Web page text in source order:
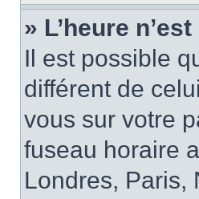
» L’heure
Il est possible
différent de
vous sur votre
fuseau horaire
Londres, Paris,